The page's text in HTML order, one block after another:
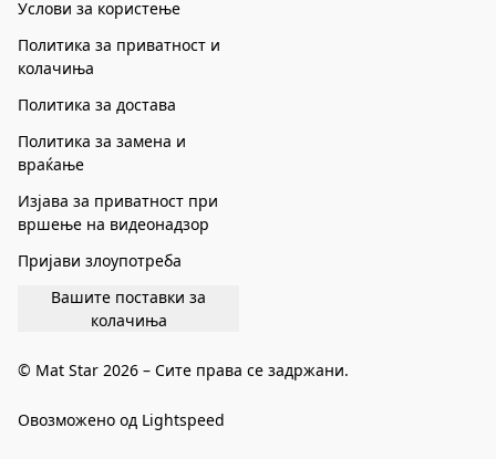
Услови за користење
Политика за приватност и
колачиња
Политика за достава
Политика за замена и
враќање
Изјава за приватност при
вршење на видеонадзор
Пријави злоупотреба
Вашите поставки за
колачиња
© Mat Star 2026 – Сите права се задржани.
Овозможено од Lightspeed